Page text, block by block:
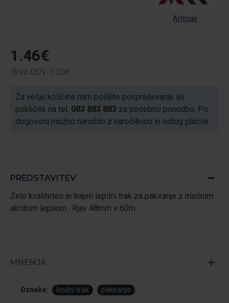
1.46€
Brez DDV: 1.20€
Artmas
Za večje količine nam pošljite povpraševanje ali
pokličite na tel. 083 883 883 za posebno ponudbo. Po
dogovoru možno naročilo z naročilnico in odlog plačila.
PREDSTAVITEV
Zelo kvaliteten in trajen lepilni trak za pakiranje z močnim
akrilnim lepilom. Rjav 48mm x 60m
MNENJA
Oznake: lepilni trak pakiranje